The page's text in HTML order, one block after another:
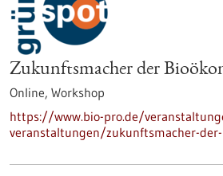
Zukunftsmacher der
Online, Workshop
https://www.bio-pro.de/
veranstaltungen/zukunftsmacher-